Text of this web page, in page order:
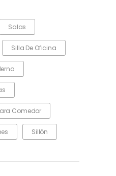
Salas
Silla De Oficina
Comedor
Sillón